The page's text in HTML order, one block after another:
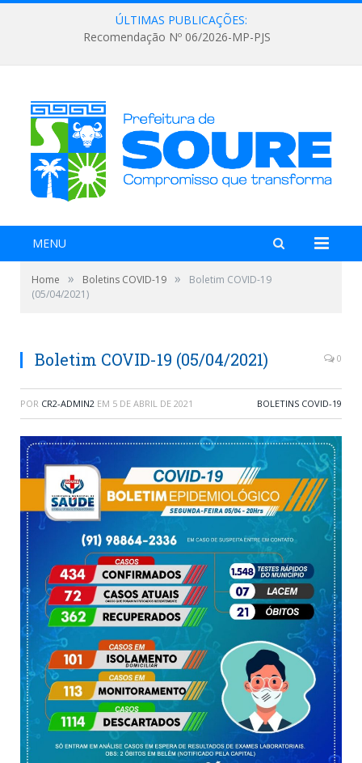
ÚLTIMAS PUBLICAÇÕES:
Recomendação Nº 06/2026-MP-PJS
MENU
Home » Boletins COVID-19 »
Boletim COVID-19
(05/04/2021)
Boletim COVID-19 (05/04/2021) 0
POR CR2-ADMIN2 EM 5 DE ABRIL DE 2021 BOLETINS COVID-19